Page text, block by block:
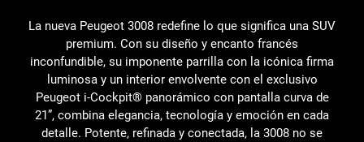
La nueva Peugeot 3008 redefine lo que significa una SUV
premium. Con su diseño y encanto francés
inconfundible, su imponente parrilla con la icónica firma
luminosa y un interior envolvente con el exclusivo
Peugeot i-Cockpit® panorámico con pantalla curva de
21”, combina elegancia, tecnología y emoción en cada
detalle. Potente, refinada y conectada, la 3008 no se